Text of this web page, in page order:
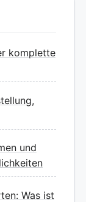
komplette
und
Was ist